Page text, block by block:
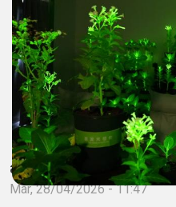
adminagrobio
Mar, 28/04/2026 - 11:47